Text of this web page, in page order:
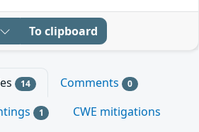
To clipboard
14 Comments 0
1
CWE mitigations